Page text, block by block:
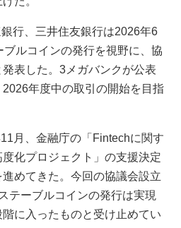
行、三井住友銀行は2026年6
ブルコインの発行を視野に、協
表した。3メガバンクが公表
年度中の取引の開始を目指
月、金融庁の「Fintechに関す
化プロジェクト」の支援決定
めてきた。今回の協議会設立
テーブルコインの発行は実現
に入ったものと受け止めてい